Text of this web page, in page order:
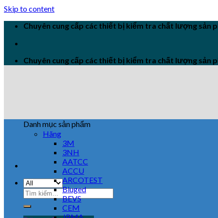
Skip to content
Chuyên cung cấp các thiết bị kiểm tra chất lượng sản
Chuyên cung cấp các thiết bị kiểm tra chất lượng sản
Danh mục sản phẩm
Hãng
3M
3NH
AATCC
ACCU
ARCOTEST
Biuged
BEVS
CEM